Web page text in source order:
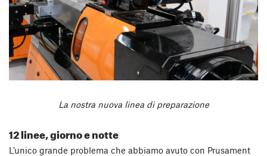
La nostra nuova linea di preparazione
12 linee, giorno e notte
L’unico grande problema che abbiamo avuto con Prusament